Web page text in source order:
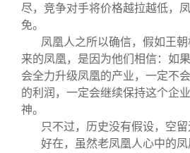
尽，竞争对手将价格越拉越低，
免。
凤凰人之所以确信，假如王
来的凤凰，是因为他们相信：如
会全力升级凤凰的产业，一定不
的利润，一定会继续保持这个企
神。
只不过，历史没有假设，空留
好在，虽然老凤凰人心中的